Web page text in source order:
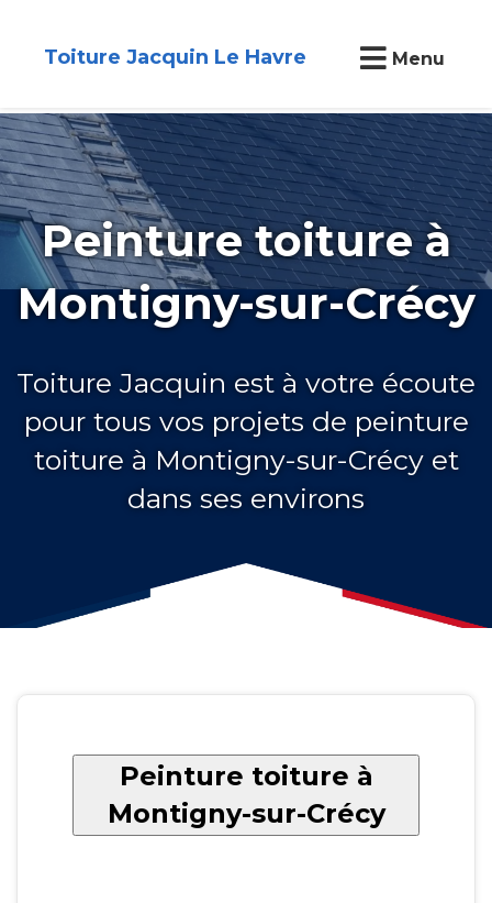
Toiture Jacquin Le Havre Menu
Peinture toiture à
Montigny-sur-Crécy
Toiture Jacquin est à votre écoute
pour tous vos projets de peinture
toiture à Montigny-sur-Crécy et
dans ses environs
Peinture toiture à
Montigny-sur-Crécy